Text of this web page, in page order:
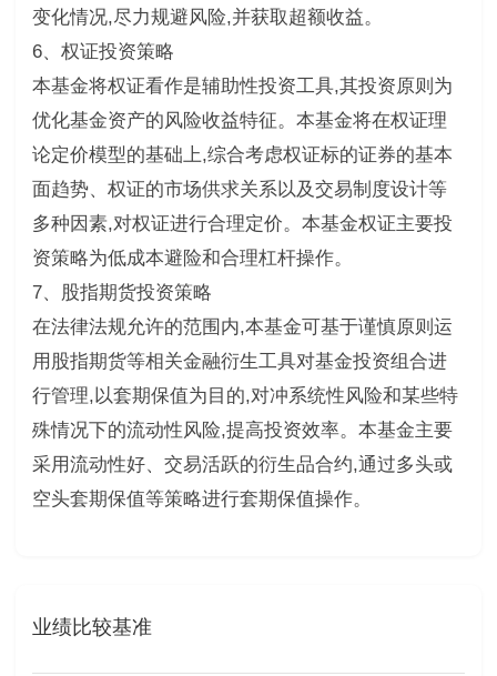
变化情况,尽力规避风险,并获取超额收益。
6、权证投资策略
本基金将权证看作是辅助性投资工具,其投资原则为
优化基金资产的风险收益特征。本基金将在权证理
论定价模型的基础上,综合考虑权证标的证券的基本
面趋势、权证的市场供求关系以及交易制度设计等
多种因素,对权证进行合理定价。本基金权证主要投
资策略为低成本避险和合理杠杆操作。
7、股指期货投资策略
在法律法规允许的范围内,本基金可基于谨慎原则运
用股指期货等相关金融衍生工具对基金投资组合进
行管理,以套期保值为目的,对冲系统性风险和某些特
殊情况下的流动性风险,提高投资效率。本基金主要
采用流动性好、交易活跃的衍生品合约,通过多头或
空头套期保值等策略进行套期保值操作。
业绩比较基准